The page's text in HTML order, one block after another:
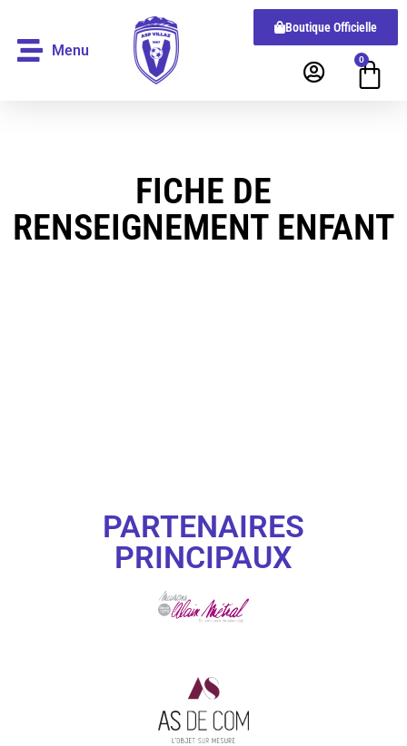
Menu
Boutique Officielle
0
FICHE DE
RENSEIGNEMENT ENFANT
PARTENAIRES
PRINCIPAUX